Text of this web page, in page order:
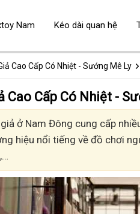
Giả Cao Cấp Có Nhiệt - Sướng Mê Ly
Cao Cấp Có Nhiệt -
ở Nam Đông cung cấp
hiệu nổi tiếng về đồ chơi
Nam Kéo dài quan hệ